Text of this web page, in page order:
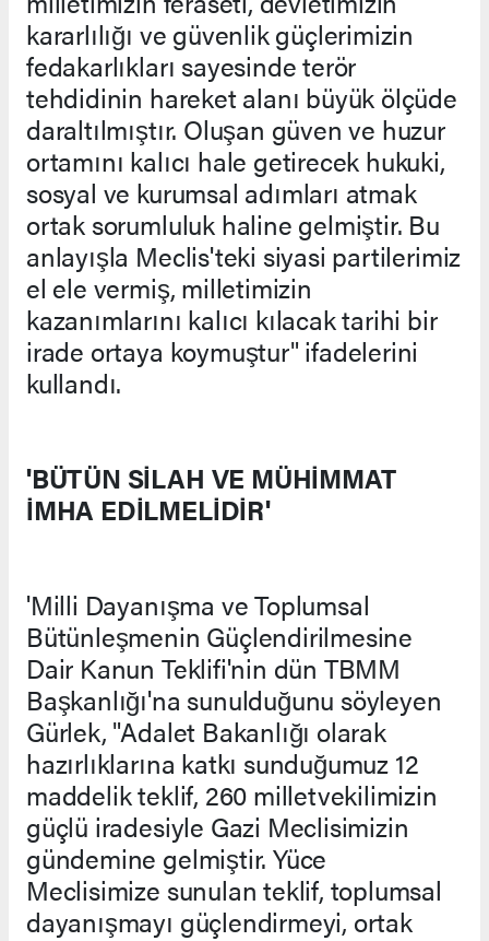
kararlılığı ve güvenlik güçlerimizin
fedakarlıkları sayesinde terör
tehdidinin hareket alanı büyük ölçüde
daraltılmıştır. Oluşan güven ve huzur
ortamını kalıcı hale getirecek hukuki,
sosyal ve kurumsal adımları atmak
ortak sorumluluk haline gelmiştir. Bu
anlayışla Meclis'teki siyasi partilerimiz
el ele vermiş, milletimizin
kazanımlarını kalıcı kılacak tarihi bir
irade ortaya koymuştur" ifadelerini
kullandı.
'BÜTÜN SİLAH VE MÜHİMMAT
İMHA EDİLMELİDİR'
'Milli Dayanışma ve Toplumsal
Bütünleşmenin Güçlendirilmesine
Dair Kanun Teklifi'nin dün TBMM
Başkanlığı'na sunulduğunu söyleyen
Gürlek, "Adalet Bakanlığı olarak
hazırlıklarına katkı sunduğumuz 12
maddelik teklif, 260 milletvekilimizin
güçlü iradesiyle Gazi Meclisimizin
gündemine gelmiştir. Yüce
Meclisimize sunulan teklif, toplumsal
dayanışmayı güçlendirmeyi, ortak